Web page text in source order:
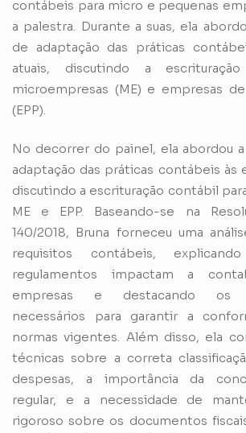
contábeis para micro e pequenas
a palestra. Durante a suas, ela
de adaptação das práticas
atuais, discutindo a
microempresas (ME) e empresas
(EPP).
No decorrer do painel, ela abordou
adaptação das práticas contábeis às
discutindo a escrituração contábil
ME e EPP. Baseando-se na
140/2018, Bruna forneceu uma
requisitos contábeis,
regulamentos impactam a
empresas e destacando os
necessários para garantir a
normas vigentes. Além disso, ela
técnicas sobre a correta
despesas, a importância da
regular, e a necessidade de
rigoroso sobre os documentos